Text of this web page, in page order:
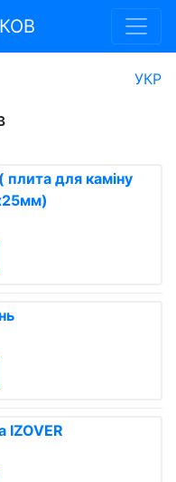
УКР
плита для каміну
IZOVER